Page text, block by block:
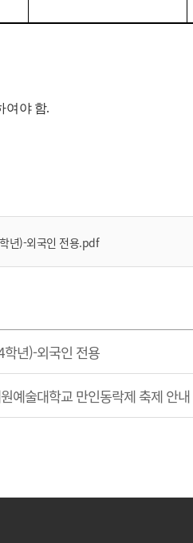
여야 함.
년)-외국인 전용.pdf
년)-외국인 전용
술대학교 만인동락제 축제 안내